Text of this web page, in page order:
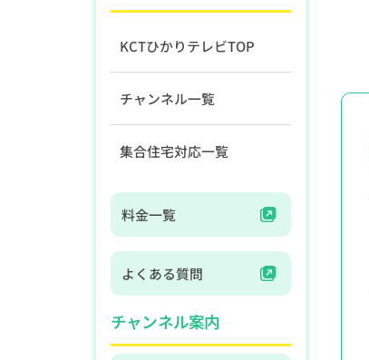
KCTひかりテレビTOP
チャンネル一覧
集合住宅対応一覧
料金一覧
よくある質問
チャンネル案内